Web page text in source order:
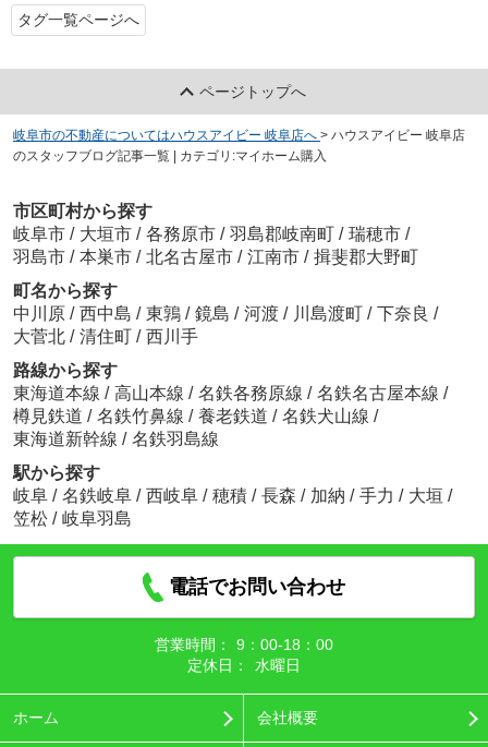
タグ一覧ページへ
ページトップへ
岐阜市の不動産についてはハウスアイビー 岐阜店へ > ハウスアイビー 岐阜店
のスタッフブログ記事一覧 | カテゴリ:マイホーム購入
市区町村から探す
岐阜市 / 大垣市 / 各務原市 / 羽島郡岐南町 / 瑞穂市 /
羽島市 / 本巣市 / 北名古屋市 / 江南市 / 揖斐郡大野町
町名から探す
中川原 / 西中島 / 東鶉 / 鏡島 / 河渡 / 川島渡町 / 下奈良 /
大菅北 / 清住町 / 西川手
路線から探す
東海道本線 / 高山本線 / 名鉄各務原線 / 名鉄名古屋本線 /
樽見鉄道 / 名鉄竹鼻線 / 養老鉄道 / 名鉄犬山線 /
東海道新幹線 / 名鉄羽島線
駅から探す
岐阜 / 名鉄岐阜 / 西岐阜 / 穂積 / 長森 / 加納 / 手力 / 大垣 /
笠松 / 岐阜羽島
電話でお問い合わせ
営業時間：
9：00‐18：00
定休日：
水曜日
ホーム 会社概要